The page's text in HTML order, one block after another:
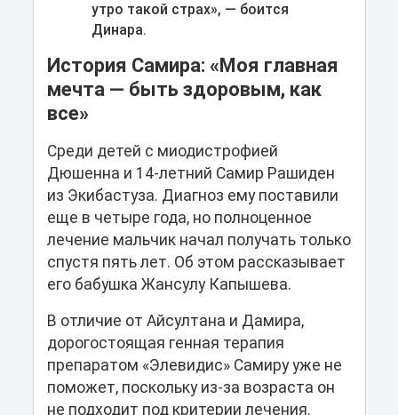
утро такой страх», — боится
Динара.
История Самира: «Моя главная
мечта — быть здоровым, как
все»
Среди детей с миодистрофией
Дюшенна и 14-летний Самир Рашиден
из Экибастуза. Диагноз ему поставили
еще в четыре года, но полноценное
лечение мальчик начал получать только
спустя пять лет. Об этом рассказывает
его бабушка Жансулу Капышева.
В отличие от Айсултана и Дамира,
дорогостоящая генная терапия
препаратом «Элевидис» Самиру уже не
поможет, поскольку из-за возраста он
не подходит под критерии лечения.